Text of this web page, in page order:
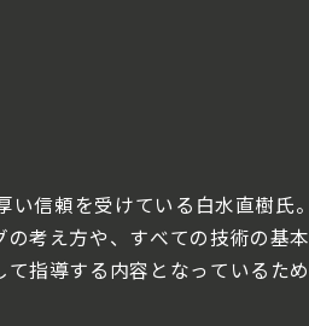
信頼を受けている白水直樹氏
考え方や、すべての技術の基
指導する内容となっているた